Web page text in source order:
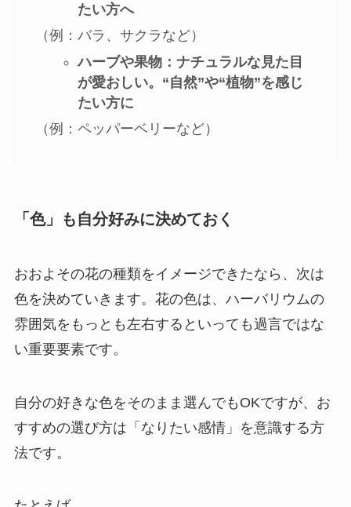
たい方へ
（例：バラ、サクラなど）
ハーブや果物：ナチュラルな見た目
が愛おしい。“自然”や“植物”を感じ
たい方に
（例：ペッパーベリーなど）
「色」も自分好みに決めておく
おおよその花の種類をイメージできたなら、次は
色を決めていきます。 花の色は、ハーバリウムの
雰囲気をもっとも左右するといっても過言ではな
い重要要素です。
自分の好きな色をそのまま選んでもOKですが、お
すすめの選び方は「なりたい感情」を意識する方
法です。